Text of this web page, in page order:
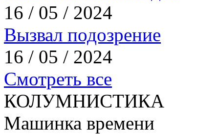
16 / 05 / 2024
Вызвал подозрение
16 / 05 / 2024
Смотреть все
КОЛУМНИСТИКА
Машинка времени